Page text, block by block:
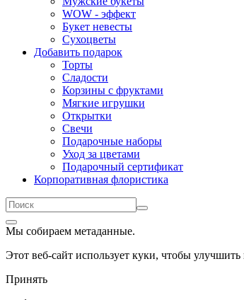
WOW - эффект
Букет невесты
Сухоцветы
Добавить подарок
Торты
Сладости
Корзины с фруктами
Мягкие игрушки
Открытки
Свечи
Подарочные наборы
Уход за цветами
Подарочный сертификат
Корпоративная флористика
Мы собираем метаданные.
Этот веб-сайт использует куки, чтобы
Принять